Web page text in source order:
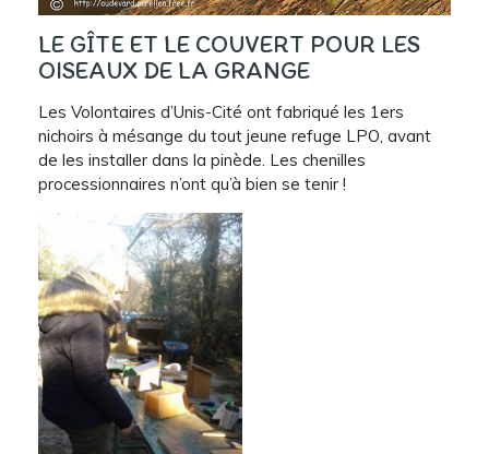
LE GÎTE ET LE COUVERT POUR LES
OISEAUX DE LA GRANGE
Les Volontaires d’Unis-Cité ont fabriqué les 1ers
nichoirs à mésange du tout jeune refuge LPO, avant
de les installer dans la pinède. Les chenilles
processionnaires n’ont qu’à bien se tenir !